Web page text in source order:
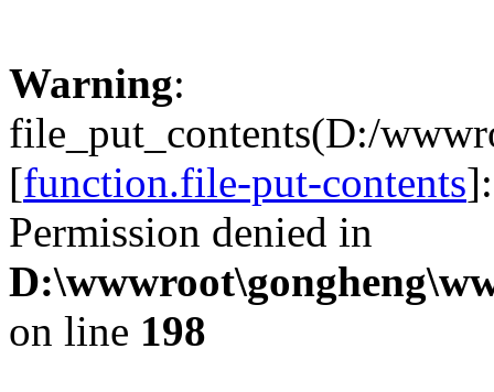
Warning:
file_put_contents(D:/
[function.file-put-contents
Permission denied in
on line 198